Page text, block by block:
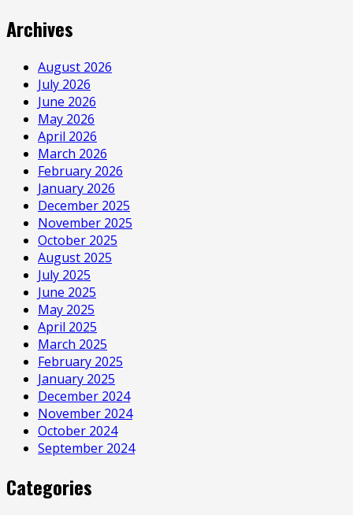
Archives
August 2026
July 2026
June 2026
May 2026
April 2026
March 2026
February 2026
January 2026
December 2025
November 2025
October 2025
August 2025
July 2025
June 2025
May 2025
April 2025
March 2025
February 2025
January 2025
December 2024
November 2024
October 2024
September 2024
Categories